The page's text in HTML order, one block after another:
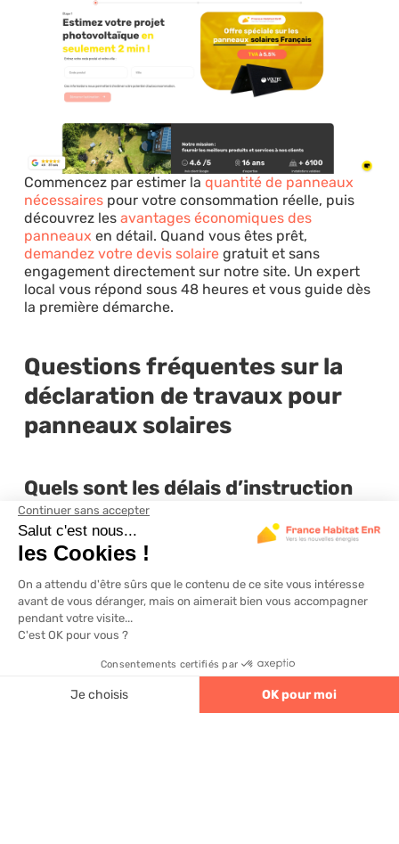
Commencez par estimer la quantité de panneaux
nécessairespour votre consommation réelle, puis
découvrez les avantages économiques des
panneaux en détail. Quand vous êtes prêt,
demandez votre devis solairegratuit et sans
engagement directement sur notre site. Un expert
local vous répond sous 48 heures et vous guide dès
la première démarche.
Questions fréquentes sur la
déclaration de travaux pour
panneaux solaires
Quels sont les délais d’instruction
pour une déclaration préalable de
travaux en mairie ?
mois, durant lequel il est interdit de démarrer les
travaux. Ce délai peut passer à deux mois si votre
bien est situé dans un secteur soumis à l’avis de
l’Architecte des Bâtiments de France.
Faut-il déposer la demande d’aide
avant ou après la déclaration de
4.6 320 avis